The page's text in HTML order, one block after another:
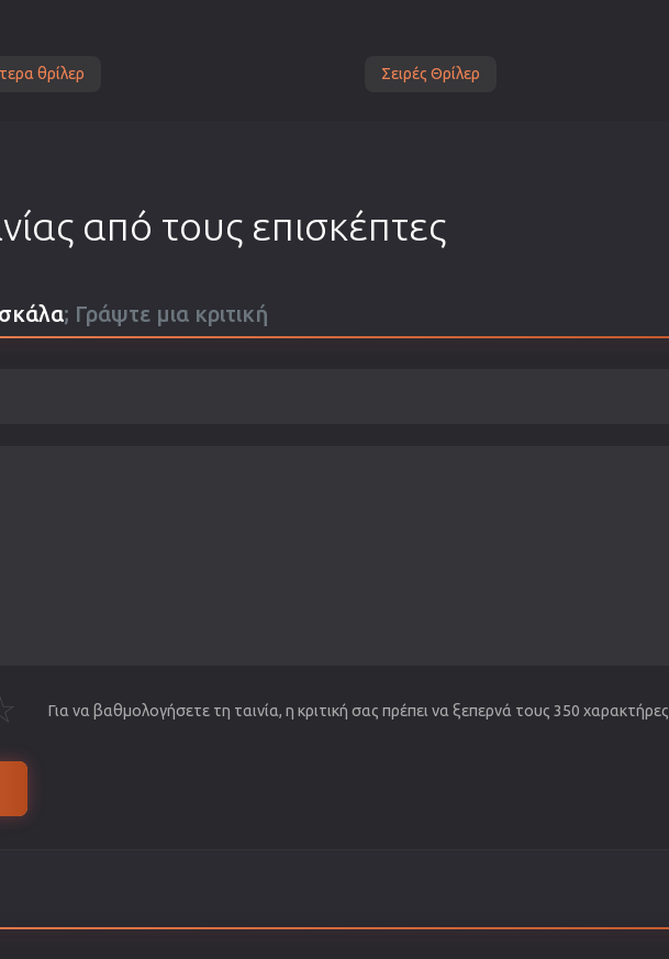
θρίλερ Σειρές Θρίλερ
από τους επισκέπτες
; Γράψτε μια κριτική
Για να βαθμολογήσετε τη ταινία, η κριτική σας πρέπει να ξεπερνά τους 350 χαρακτήρες